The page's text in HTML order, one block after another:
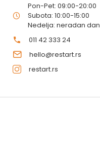
Pon-Pet: 09:00-20:00
Subota: 10:00-15:00
Nedelja: neradan dan
011 42 333 24
hello@restart.rs
restart.rs